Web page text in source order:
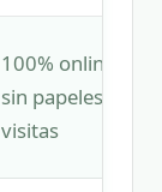
100% online,
sin papeles ni
visitas